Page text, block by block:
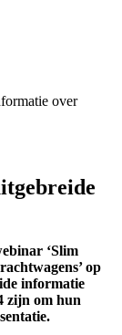
over
‘Slim
op
informatie
zijn om hun